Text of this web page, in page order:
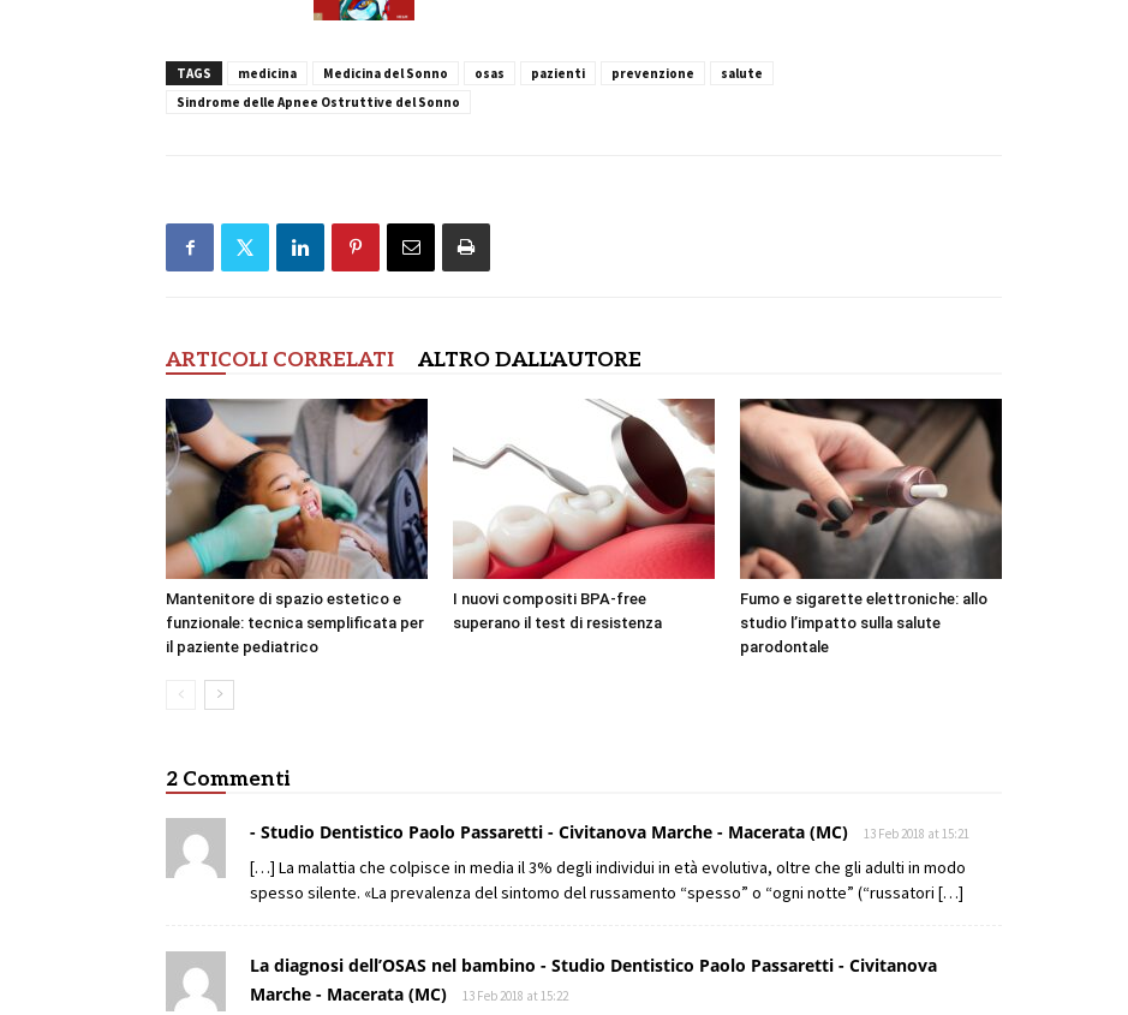
TAGS medicina Medicina del Sonno osas pazienti prevenzione
salute
Sindrome delle Apnee Ostruttive del Sonno
ARTICOLI CORRELATI ALTRO DALL'AUTORE
Mantenitore di spazio estetico e
funzionale: tecnica semplificata per
il paziente pediatrico
I nuovi compositi BPA-free
superano il test di resistenza
Fumo e sigarette elettroniche: allo
studio l’impatto sulla salute
parodontale
2 Commenti
- Studio Dentistico Paolo Passaretti - Civitanova Marche - Macerata (MC) 13 Feb 2018 at 15:21
[…] La malattia che colpisce in media il 3% degli individui in età evolutiva, oltre che gli adulti in modo
spesso silente. «La prevalenza del sintomo del russamento “spesso” o “ogni notte” (“russatori […]
La diagnosi dell’OSAS nel bambino - Studio Dentistico Paolo Passaretti - Civitanova
Marche - Macerata (MC)
13 Feb 2018 at 15:22